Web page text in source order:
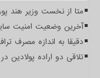
متا از نخست وزیر هند
آخرین وضعیت امنیت
دقیقا به اندازه مصرف
تلاقی دو اراده پولادین